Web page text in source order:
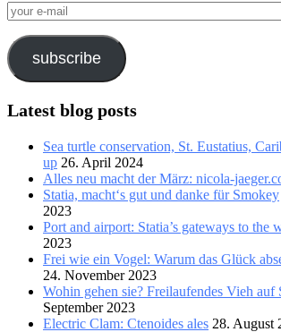
your
e-
mail
subscribe
Latest blog posts
Sea turtle conservation, St. Eustatius,
up 26. April 2024
Alles neu macht der März: nicola-
Statia, macht‘s gut und danke für Smokey
2023
Port and airport: Statia’s gateways to the
2023
Frei wie ein Vogel: Warum das Glück
24. November 2023
Wohin gehen sie? Freilaufendes Vieh auf
September 2023
Electric Clam: Ctenoides ales 28. August